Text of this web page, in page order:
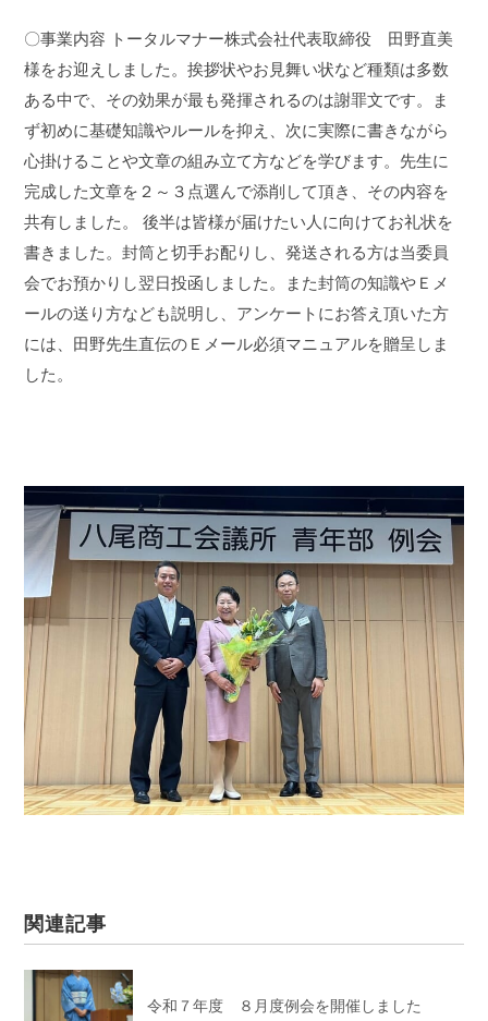
〇事業内容 トータルマナー株式会社代表取締役 田野直美
様をお迎えしました。挨拶状やお見舞い状など種類は多数
ある中で、その効果が最も発揮されるのは謝罪文です。ま
ず初めに基礎知識やルールを抑え、次に実際に書きながら
心掛けることや文章の組み立て方などを学びます。先生に
完成した文章を２～３点選んで添削して頂き、その内容を
共有しました。 後半は皆様が届けたい人に向けてお礼状を
書きました。封筒と切手お配りし、発送される方は当委員
会でお預かりし翌日投函しました。また封筒の知識やＥメ
ールの送り方なども説明し、アンケートにお答え頂いた方
には、田野先生直伝のＥメール必須マニュアルを贈呈しま
した。
関連記事
令和７年度 ８月度例会を開催しました